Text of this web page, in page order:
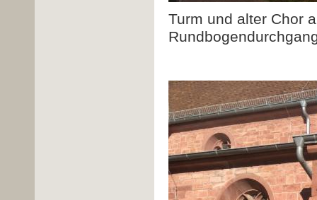
Turm und alter Chor